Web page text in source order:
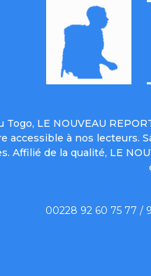
Togo, LE NOUVEAU
accessible à nos lecteurs.
Affilié de la qualité, LE
00228 92 60 75 77 /